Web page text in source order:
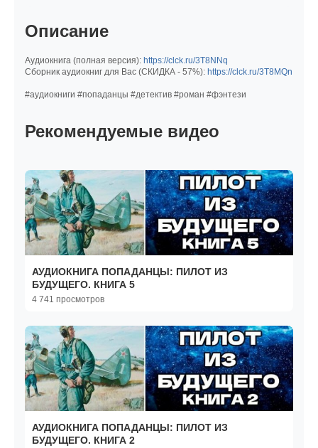
Описание
Аудиокнига (полная версия): https://clck.ru/3T8NNq
Сборник аудиокниг для Вас (СКИДКА - 57%): https://clck.ru/3T8MQn
#аудиокниги #попаданцы #детектив #роман #фэнтези
Рекомендуемые видео
АУДИОКНИГА ПОПАДАНЦЫ: ПИЛОТ ИЗ
БУДУЩЕГО. КНИГА 5
4 741 просмотров
АУДИОКНИГА ПОПАДАНЦЫ: ПИЛОТ ИЗ
БУДУЩЕГО. КНИГА 2